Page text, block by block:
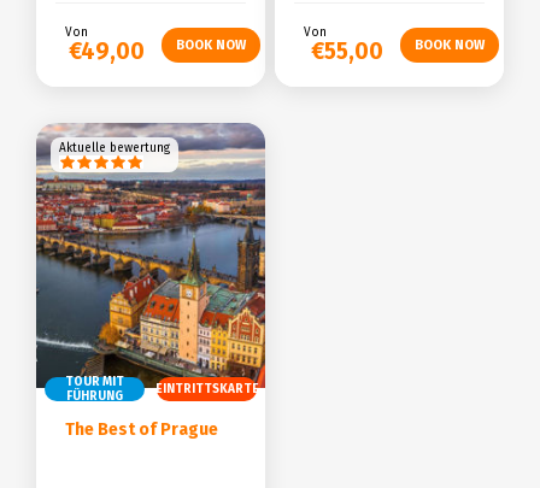
Von
€49,00
Von
€55,00
TOUR MIT
FÜHRUNG
EINTRITTSKARTE
The Best of Prague
Aktuelle bewertung